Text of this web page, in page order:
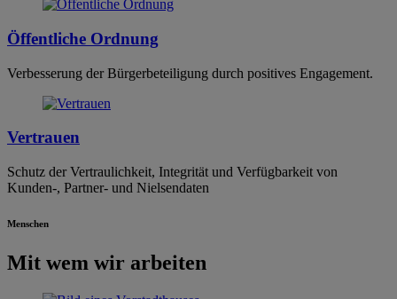
Öffentliche Ordnung
Verbesserung der Bürgerbeteiligung durch positives Engagement.
Vertrauen
Schutz der Vertraulichkeit, Integrität und Verfügbarkeit von
Kunden-, Partner- und Nielsendaten
Menschen
Mit wem wir arbeiten